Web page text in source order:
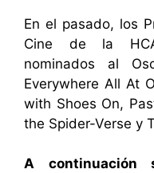
En el pasado, los
Cine de la
nominados al
Everywhere All At
with Shoes On,
the Spider-Verse y
A continuación